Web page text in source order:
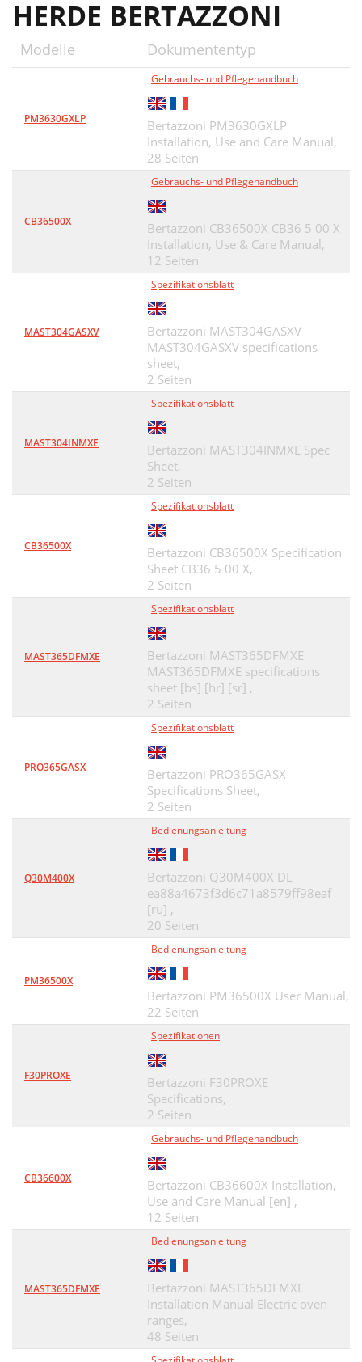
HERDE BERTAZZONI
Modelle Dokumententyp
PM3630GXLP
Gebrauchs- und Pflegehandbuch
Bertazzoni PM3630GXLP
Installation, Use and Care Manual,
28 Seiten
CB36500X
Gebrauchs- und Pflegehandbuch
Bertazzoni CB36500X CB36 5 00 X
Installation, Use & Care Manual,
12 Seiten
MAST304GASXV
Spezifikationsblatt
Bertazzoni MAST304GASXV
MAST304GASXV specifications
sheet,
2 Seiten
MAST304INMXE
Spezifikationsblatt
Bertazzoni MAST304INMXE Spec
Sheet,
2 Seiten
CB36500X
Spezifikationsblatt
Bertazzoni CB36500X Specification
Sheet CB36 5 00 X,
2 Seiten
MAST365DFMXE
Spezifikationsblatt
Bertazzoni MAST365DFMXE
MAST365DFMXE specifications
sheet [bs] [hr] [sr] ,
2 Seiten
PRO365GASX
Spezifikationsblatt
Bertazzoni PRO365GASX
Specifications Sheet,
2 Seiten
Q30M400X
Bedienungsanleitung
Bertazzoni Q30M400X DL
ea88a4673f3d6c71a8579ff98eaf
[ru] ,
20 Seiten
PM36500X
Bedienungsanleitung
Bertazzoni PM36500X User Manual,
22 Seiten
F30PROXE
Spezifikationen
Bertazzoni F30PROXE
Specifications,
2 Seiten
CB36600X
Gebrauchs- und Pflegehandbuch
Bertazzoni CB36600X Installation,
Use and Care Manual [en] ,
12 Seiten
MAST365DFMXE
Bedienungsanleitung
Bertazzoni MAST365DFMXE
Installation Manual Electric oven
ranges,
48 Seiten